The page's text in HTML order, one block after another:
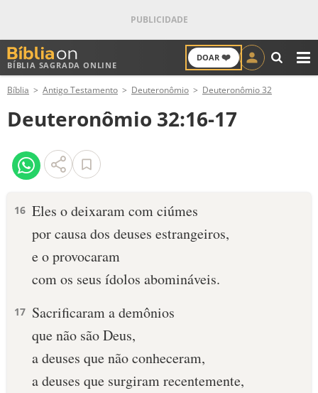
BÍBLIA SAGRADA ONLINE
DOAR ❤️
ANTIGO TESTAMENTO
NOVO TESTAMENTO
VERSÍCULOS
PALAVRA DO DIA
DEVOCIONAL DIÁRIO
10 MANDAMENTOS
ESTUDOS BÍBLICOS
Bíblia Antigo Testamento Deuteronômio Deuteronômio 32
Deuteronômio 32:16-17
16 Eles o deixaram com ciúmes
por causa dos deuses estrangeiros,
e o provocaram
com os seus ídolos abomináveis.
17 Sacrificaram a demônios
que não são Deus,
a deuses que não conheceram,
a deuses que surgiram recentemente,